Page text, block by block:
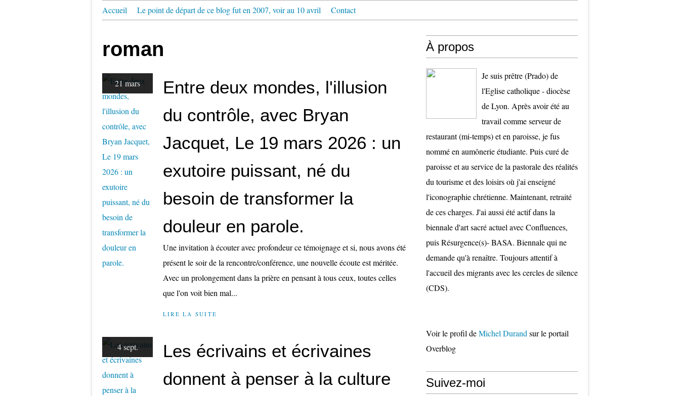
Accueil Le point de départ de ce blog fut en 2007, voir au 10 avril Contact
roman
21 mars
Entre deux mondes, l'illusion
du contrôle, avec Bryan
Jacquet, Le 19 mars 2026 : un
exutoire puissant, né du
besoin de transformer la
douleur en parole.
Une invitation à écouter avec profondeur ce témoignage et si, nous avons été
présent le soir de la rencontre/conférence, une nouvelle écoute est méritée.
Avec un prolongement dans la prière en pensant à tous ceux, toutes celles
que l'on voit bien mal...
LIRE LA SUITE
4 sept.
​​​​​​​Les écrivains et écrivaines
donnent à penser à la culture
À propos
Je suis prêtre (Prado) de
l'Eglise catholique - diocèse
de Lyon. Après avoir été au
travail comme serveur de
restaurant (mi-temps) et en paroisse, je fus
nommé en aumônerie étudiante. Puis curé de
paroisse et au service de la pastorale des réalités
du tourisme et des loisirs où j'ai enseigné
l'iconographie chrétienne. Maintenant, retraité
de ces charges. J'ai aussi été actif dans la
biennale d'art sacré actuel avec Confluences,
puis Résurgence(s)- BASA. Biennale qui ne
demande qu'à renaître. Toujours attentif à
l'accueil des migrants avec les cercles de silence
(CDS).
Voir le profil deMichel Durand sur le portail
Overblog
Suivez-moi